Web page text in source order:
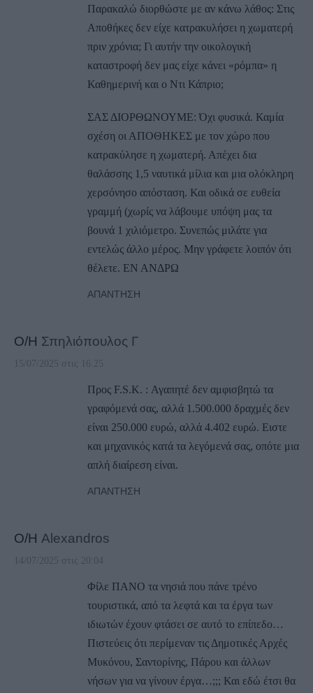
Παρακαλώ διορθώστε με αν κάνω λάθος: Στις
Αποθήκες δεν είχε κατρακυλήσει η χωματερή
πριν χρόνια; Γι αυτήν την οικολογική
καταστροφή δεν μας είχε κάνει «ρόμπα» η
Καθημερινή και ο Ντι Κάπριο;
ΣΑΣ ΔΙΟΡΘΩΝΟΥΜΕ: Όχι φυσικά. Καμία
σχέση οι ΑΠΟΘΗΚΕΣ με τον χώρο που
κατρακύλησε η χωματερή. Απέχει δια
θαλάσσης 1,5 ναυτικά μίλια και μια ολόκληρη
χερσόνησο απόσταση. Και οδικά σε ευθεία
γραμμή (χωρίς να λάβουμε υπόψη μας τα
βουνά 1 χιλιόμετρο. Συνεπώς μιλάτε για
εντελώς άλλο μέρος. Μην γράφετε λοιπόν ότι
θέλετε. ΕΝ ΑΝΔΡΩ
ΑΠΆΝΤΗΣΗ
Ο/Η Σπηλιόπουλος Γ
15/07/2025 στις 16:25
Προς F.S.K. : Αγαπητέ δεν αμφισβητώ τα
γραφόμενά σας, αλλά 1.500.000 δραχμές δεν
είναι 250.000 ευρώ, αλλά 4.402 ευρώ. Ειστε
και μηχανικός κατά τα λεγόμενά σας, οπότε μια
απλή διαίρεση είναι.
ΑΠΆΝΤΗΣΗ
Ο/Η Alexandros
14/07/2025 στις 20:04
Φίλε ΠΑΝΟ τα νησιά που πάνε τρένο
τουριστικά, από τα λεφτά και τα έργα των
ιδιωτών έχουν φτάσει σε αυτό το επίπεδο…
Πιστεύεις ότι περίμεναν τις Δημοτικές Αρχές
Μυκόνου, Σαντορίνης, Πάρου και άλλων
νήσων για να γίνουν έργα…;;; Και εδώ έτσι θα